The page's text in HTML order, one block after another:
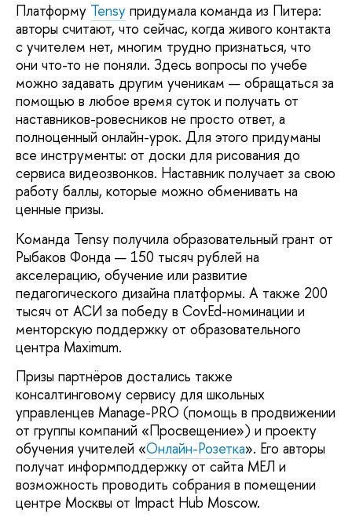
Платформу Tensy придумала команда из Питера:
авторы считают, что сейчас, когда живого контакта
с учителем нет, многим трудно признаться, что
они что-то не поняли. Здесь вопросы по учебе
можно задавать другим ученикам — обращаться за
помощью в любое время суток и получать от
наставников-ровесников не просто ответ, а
полноценный онлайн-урок. Для этого придуманы
все инструменты: от доски для рисования до
сервиса видеозвонков. Наставник получает за свою
работу баллы, которые можно обменивать на
ценные призы.
Команда Tensy получила образовательный грант от
Рыбаков Фонда — 150 тысяч рублей на
акселерацию, обучение или развитие
педагогического дизайна платформы. А также 200
тысяч от АСИ за победу в CovEd-номинации и
менторскую поддержку от образовательного
центра Maximum.
Призы партнёров достались также
консалтинговому сервису для школьных
управленцев Manage-PRO (помощь в продвижении
от группы компаний «Просвещение») и проекту
обучения учителей «Онлайн-Розетка». Его авторы
получат информподдержку от сайта МЕЛ и
возможность проводить собрания в помещении
центре Москвы от Impact Hub Moscow.